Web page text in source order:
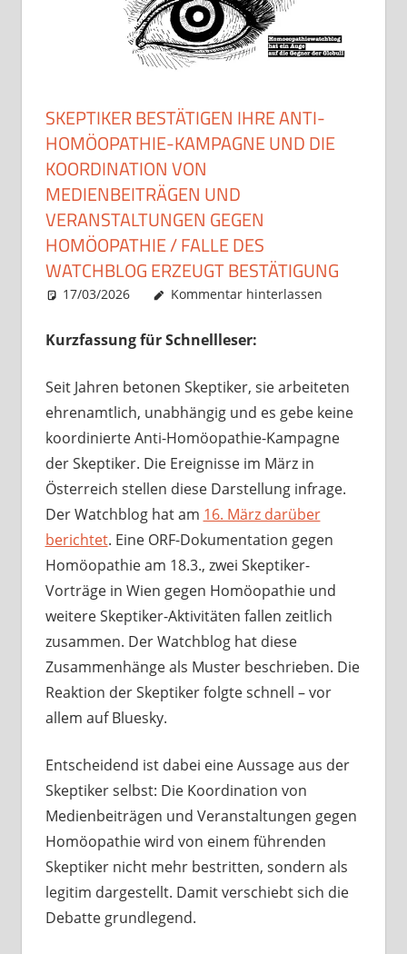
SKEPTIKER BESTÄTIGEN IHRE ANTI-
HOMÖOPATHIE-KAMPAGNE UND DIE
KOORDINATION VON
MEDIENBEITRÄGEN UND
VERANSTALTUNGEN GEGEN
HOMÖOPATHIE / FALLE DES
WATCHBLOG ERZEUGT BESTÄTIGUNG
17/03/2026 Christian J. Becker
Uncategorized
Kommentar hinterlassen
Kurzfassung für Schnellleser:
Seit Jahren betonen Skeptiker, sie arbeiteten
ehrenamtlich, unabhängig und es gebe keine
koordinierte Anti-Homöopathie-Kampagne
der Skeptiker. Die Ereignisse im März in
Österreich stellen diese Darstellung infrage.
Der Watchblog hat am 16. März darüber
berichtet. Eine ORF-Dokumentation gegen
Homöopathie am 18.3., zwei Skeptiker-
Vorträge in Wien gegen Homöopathie und
weitere Skeptiker-Aktivitäten fallen zeitlich
zusammen. Der Watchblog hat diese
Zusammenhänge als Muster beschrieben. Die
Reaktion der Skeptiker folgte schnell – vor
allem auf Bluesky.
Entscheidend ist dabei eine Aussage aus der
Skeptiker selbst: Die Koordination von
Medienbeiträgen und Veranstaltungen gegen
Homöopathie wird von einem führenden
Skeptiker nicht mehr bestritten, sondern als
legitim dargestellt. Damit verschiebt sich die
Debatte grundlegend.